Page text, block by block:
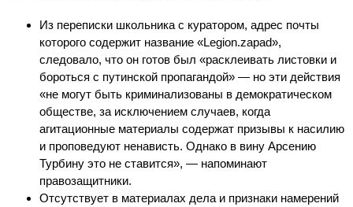
Из переписки школьника с куратором, адрес почты
которого содержит название «Legion.zapad»,
следовало, что он готов был «расклеивать листовки и
бороться с путинской пропагандой» — но эти действия
«не могут быть криминализованы в демократическом
обществе, за исключением случаев, когда
агитационные материалы содержат призывы к насилию
и проповедуют ненависть. Однако в вину Арсению
Турбину это не ставится», — напоминают
правозащитники.
Отсутствует в материалах дела и признаки намерений